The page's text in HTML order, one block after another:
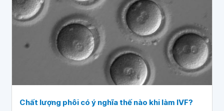
Chất lượng phôi có ý nghĩa thế nào khi làm IVF?